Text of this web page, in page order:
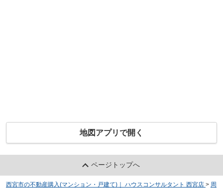
地図アプリで開く
ページトップへ
西宮市の不動産購入(マンション・戸建て)｜ ハウスコンサルタント 西宮店 > 周